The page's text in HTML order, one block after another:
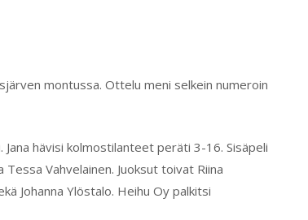
montussa. Ottelu meni selkein numeroin
hävisi kolmostilanteet peräti 3-16. Sisäpeli
Vahvelainen. Juoksut toivat Riina
Johanna Ylöstalo. Heihu Oy palkitsi